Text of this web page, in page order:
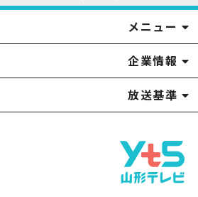
メニュー
YTSニュース
番組
アナウンサー
プレゼント
イベント
みるるん星人
YTS見学ツアー
番組表
お問い合わせ
企業情報
企業情報
役員構成
YTS山形テレビ
採用情報
山形テレビ人権
山形テレビ国民保護業務
個人情報基本方
情報セキュリティ基
視聴データの取扱い
系列局一覧
中継局一覧
放送基準